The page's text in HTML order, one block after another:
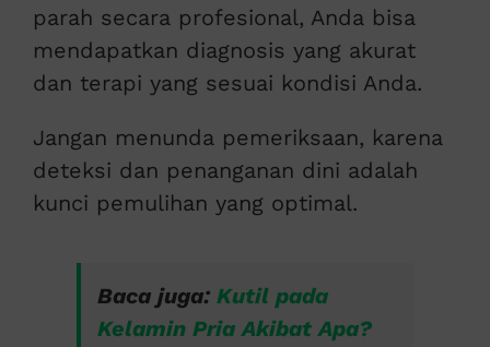
parah secara profesional, Anda bisa
mendapatkan diagnosis yang akurat
dan terapi yang sesuai kondisi Anda.
Jangan menunda pemeriksaan, karena
deteksi dan penanganan dini adalah
kunci pemulihan yang optimal.
Baca juga: Kutil pada
Kelamin Pria Akibat Apa?